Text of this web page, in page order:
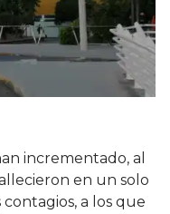
incrementado, al
en un solo
a los que